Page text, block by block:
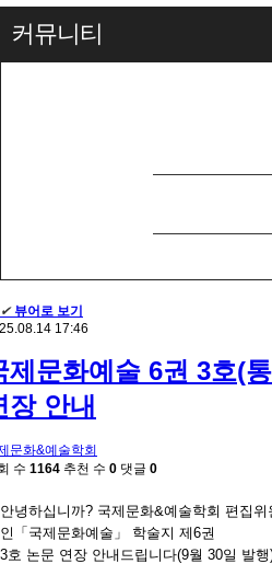
커뮤니티
✔ 뷰어로 보기
17:46
제문화예술 6권 3호(
장 안내
문화&예술학회
수 1164 추천 수 0 댓글 0
안녕하십니까? 국제문화&예술학회 편집
인「국제문화예술」 학술지 제6권
3호 논문 연장 안내드립니다(9월 30일 발행